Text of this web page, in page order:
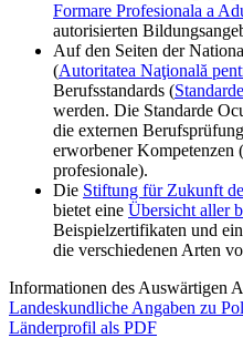
Formare Profesionala a
autorisierten
Auf den Seiten der
(Autoritatea Naţională
Berufsstandards (
werden. Die Standarde
die externen
erworbener Kompetenzen
profesionale).
Die Stiftung für Zukunft
bietet eine Übersicht aller
Beispielzertifikaten und
die verschiedenen Arten
Informationen des Auswärtigen
Landeskundliche Angaben zu
Länderprofil als PDF